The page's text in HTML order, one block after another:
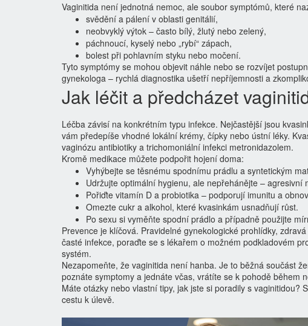
Vaginitida není jednotná nemoc, ale soubor symptómů, které
svědění a pálení v oblasti genitálií,
neobvyklý výtok – často bílý, žlutý nebo zelený,
páchnoucí, kyselý nebo „rybí“ zápach,
bolest při pohlavním styku nebo močení.
Tyto symptómy se mohou objevit náhle nebo se rozvíjet
gynekologa – rychlá diagnostika ušetří nepříjemnosti a
Jak léčit a předcházet
Léčba závisí na konkrétním typu infekce. Nejčastější jsou
vám předepíše vhodné lokální krémy, čípky nebo ústní léky.
vaginózu antibiotiky a trichomoniální infekci metronidazolem.
Kromě medikace můžete podpořit hojení doma:
Vyhýbejte se těsnému spodnímu prádlu a syntetickým
Udržujte optimální hygienu, ale nepřehánějte –
Pořiďte vitamín D a probiotika – podporují imunitu a
Omezte cukr a alkohol, které kvasinkám usnadňují růst.
Po sexu si vyměňte spodní prádlo a případně použijte
Prevence je klíčová. Pravidelné gynekologické prohlídky,
časté infekce, poraďte se s lékařem o možném podkladovém
systém.
Nezapomeňte, že vaginitida není hanba. Je to běžná součást
poznáte symptomy a jednáte včas, vrátíte se k pohodě během
Máte otázky nebo vlastní tipy, jak jste si poradily s
cestu k úlevě.